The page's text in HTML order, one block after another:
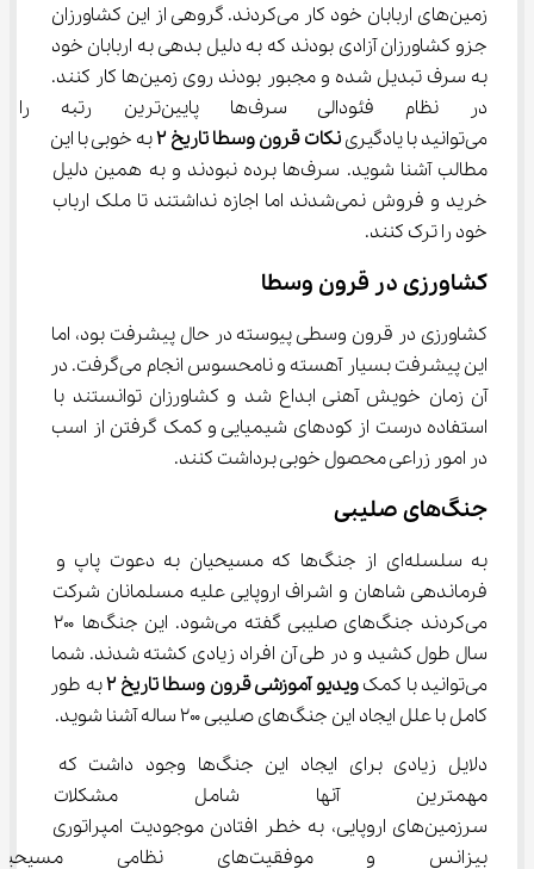
زمین‌های اربابان خود کار می‌کردند. گروهی از این کشاورزان
جزو کشاورزان آزادی بودند که به دلیل بدهی به اربابان خود
به سرف تبدیل شده و مجبور بودند روی زمین‌ها کار کنند.
در نظام فئودالی سرف‌ها
می‌توانید با یادگیری
نکات قرون وسطا تاریخ ۲ به خوبی با این
مطالب آشنا شوید. سرف‌ها برده نبودند و به همین دلیل
خرید و فروش نمی‌شدند اما اجازه نداشتند تا ملک ارباب
خود را ترک کنند.
کشاورزی در قرون وسطا
کشاورزی در قرون وسطی پیوسته در حال پیشرفت بود، اما
این پیشرفت بسیار آهسته و نامحسوس انجام می‌گرفت. در
آن زمان خویش آهنی ابداع شد و کشاورزان توانستند با
استفاده درست از کودهای شیمیایی و کمک گرفتن از اسب
در امور زراعی محصول خوبی برداشت کنند.
جنگ‌های صلیبی
به سلسله‌ای از جنگ‌ها که مسیحیان به دعوت پاپ و
فرماندهی شاهان و اشراف اروپایی علیه مسلمانان شرکت
سال طول کشید و در طی آن افراد زیادی کشته شدند. شما
می‌توانید با کمک
ویدیو آموزشی قرون وسطا تاریخ ۲ به طور
کامل با علل ایجاد این جنگ‌های صلیبی ۲۰۰ ساله آشنا شوید.
دلایل زیادی برای ایجاد این جنگ‌ها وجود داشت که
مهمترین آنها شامل مشکلات
سرزمین‌های اروپایی، به خطر افتادن موجودیت امپراتوری
بیزانس و موفقیت‌های